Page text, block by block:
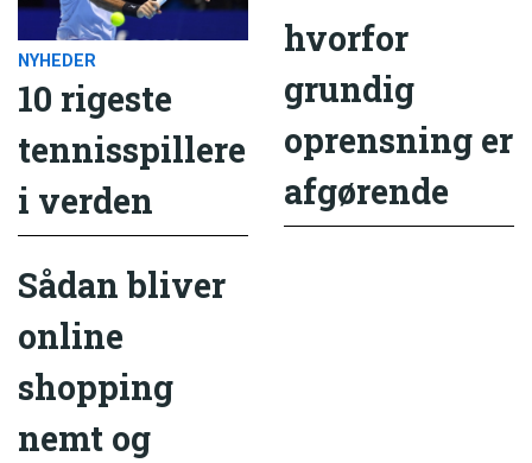
NYHEDER
10 rigeste
tennisspillere
i verden
hvorfor
grundig
oprensning er
afgørende
Sådan bliver
online
shopping
nemt og